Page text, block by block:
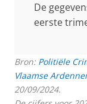
De
eerste
Bron: Politiële
Vlaamse
20/09/2024.